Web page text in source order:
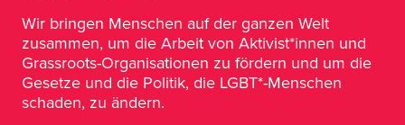
Wir bringen Menschen auf der ganzen Welt
zusammen, um die Arbeit von Aktivist*innen und
Grassroots-Organisationen zu fördern und um die
Gesetze und die Politik, die LGBT*-Menschen
schaden, zu ändern.